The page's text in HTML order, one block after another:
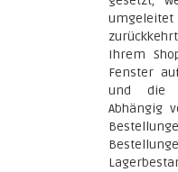
Ihrem
Fenster
und die
Abhängig